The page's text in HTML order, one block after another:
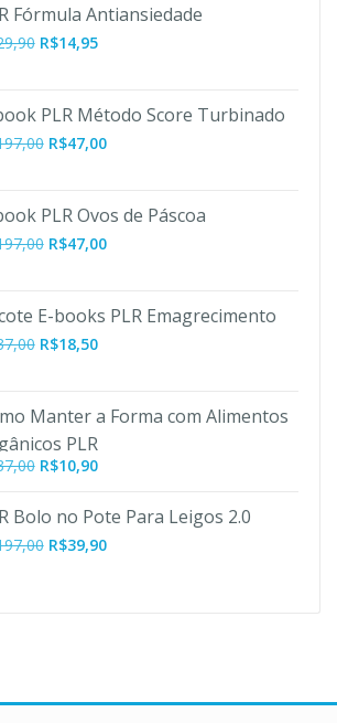
Fórmula Antiansiedade
R$14,95
PLR Método Score Turbinado
O
era:
R$197,00.
R$47,00O
é:
R$47,00.
PLR Ovos de Páscoa
O
era:
R$197,00.
R$47,00O
é:
E-books PLR Emagrecimento
R$18,50
Manter a Forma com Alimentos
PLR
O
original
era:
R$37,00.
R$10,90O
atual
Bolo no Pote Para Leigos 2.0
O
R$39,90O